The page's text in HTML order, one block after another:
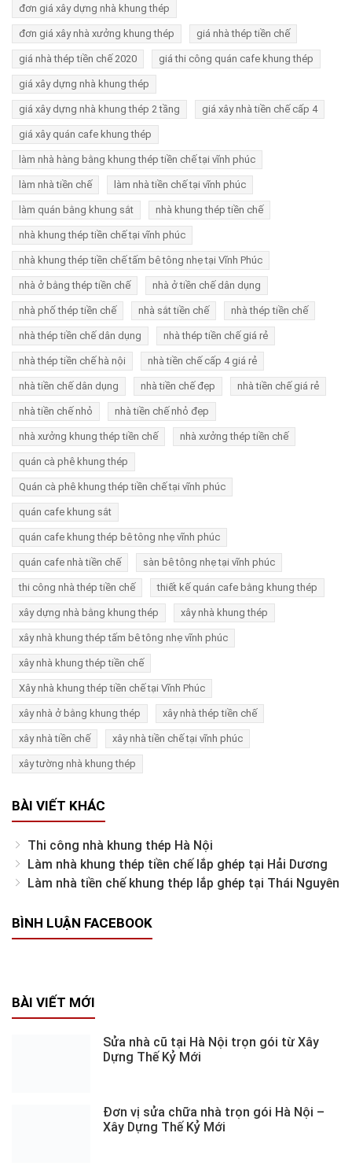
đơn giá xây dựng nhà khung thép
đơn giá xây nhà xưởng khung thép giá nhà thép tiền chế
giá nhà thép tiền chế 2020 giá thi công quán cafe khung thép
giá xây dựng nhà khung thép
giá xây dựng nhà khung thép 2 tầng giá xây nhà tiền chế cấp 4
giá xây quán cafe khung thép
làm nhà hàng bằng khung thép tiền chế tại vĩnh phúc
làm nhà tiền chế làm nhà tiền chế tại vĩnh phúc
làm quán bằng khung sắt nhà khung thép tiền chế
nhà khung thép tiền chế tại vĩnh phúc
nhà khung thép tiền chế tấm bê tông nhẹ tại Vĩnh Phúc
nhà ở bằng thép tiền chế nhà ở tiền chế dân dụng
nhà phố thép tiền chế nhà sắt tiền chế nhà thép tiền chế
nhà thép tiền chế dân dụng nhà thép tiền chế giá rẻ
nhà thép tiền chế hà nội nhà tiền chế cấp 4 giá rẻ
nhà tiền chế dân dụng nhà tiền chế đẹp nhà tiền chế giá rẻ
nhà tiền chế nhỏ nhà tiền chế nhỏ đẹp
nhà xưởng khung thép tiền chế nhà xưởng thép tiền chế
quán cà phê khung thép
Quán cà phê khung thép tiền chế tại vĩnh phúc
quán cafe khung sắt
quán cafe khung thép bê tông nhẹ vĩnh phúc
quán cafe nhà tiền chế sàn bê tông nhẹ tại vĩnh phúc
thi công nhà thép tiền chế thiết kế quán cafe bằng khung thép
xây dựng nhà bằng khung thép xây nhà khung thép
xây nhà khung thép tấm bê tông nhẹ vĩnh phúc
xây nhà khung thép tiền chế
Xây nhà khung thép tiền chế tại Vĩnh Phúc
xây nhà ở bằng khung thép xây nhà thép tiền chế
xây nhà tiền chế xây nhà tiền chế tại vĩnh phúc
xây tường nhà khung thép
BÀI VIẾT KHÁC
Thi công nhà khung thép Hà Nội
Làm nhà khung thép tiền chế lắp ghép tại Hải Dương
Làm nhà tiền chế khung thép lắp ghép tại Thái Nguyên
BÌNH LUẬN FACEBOOK
BÀI VIẾT MỚI
Sửa nhà cũ tại Hà Nội trọn gói từ Xây
Dựng Thế Kỷ Mới
Đơn vị sửa chữa nhà trọn gói Hà Nội –
Xây Dựng Thế Kỷ Mới